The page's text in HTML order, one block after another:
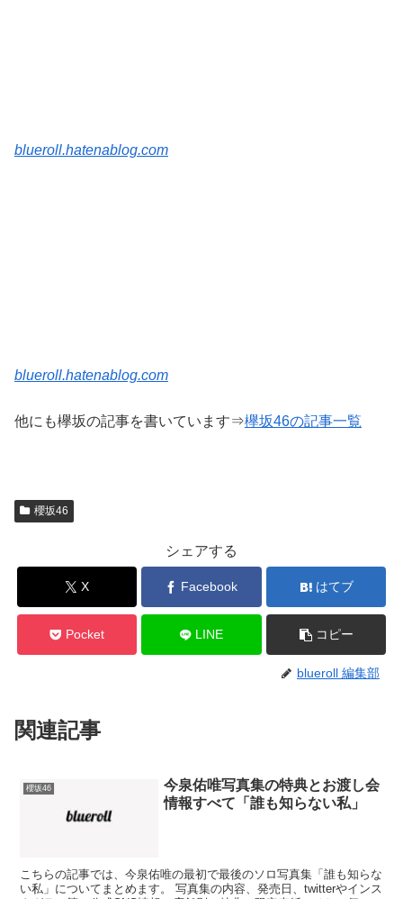
blueroll.hatenablog.com
blueroll.hatenablog.com
他にも欅坂の記事を書いています⇒欅坂46の記事一覧
櫻坂46
シェアする
X Facebook はてブ
Pocket LINE コピー
blueroll 編集部
関連記事
櫻坂46
今泉佑唯写真集の特典とお渡し会
情報すべて「誰も知らない私」
こちらの記事では、今泉佑唯の最初で最後のソロ写真集「誰も知らな
い私」についてまとめます。 写真集の内容、発売日、twitterやインス